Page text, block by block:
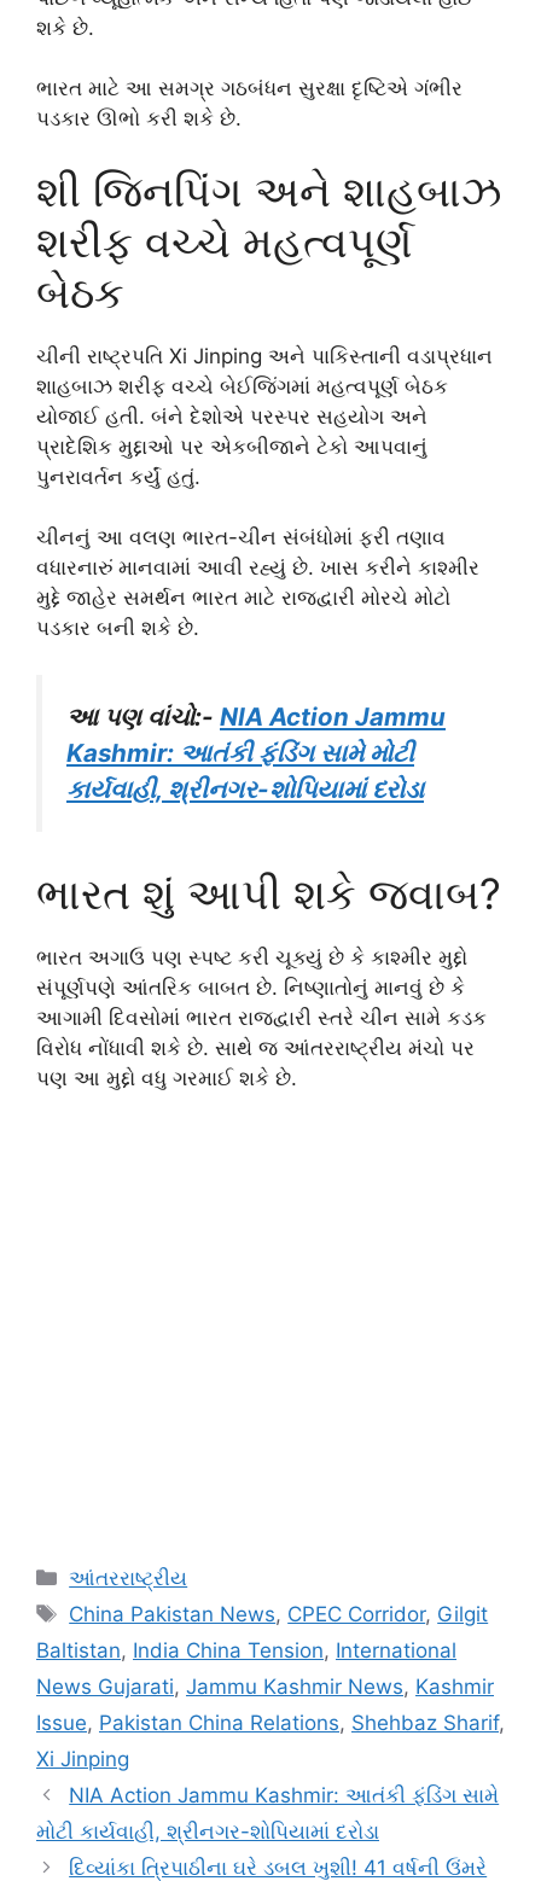
શકે છે.
ભારત માટે આ સમગ્ર ગઠબંધન સુરક્ષા દૃષ્ટિએ ગંભીર
પડકાર ઊભો કરી શકે છે.
શી જિનપિંગ અને શાહબાઝ
શરીફ વચ્ચે મહત્વપૂર્ણ
બેઠક
ચીની રાષ્ટ્રપતિ Xi Jinping અને પાકિસ્તાની વડાપ્રધાન
શાહબાઝ શરીફ વચ્ચે બેઈજિંગમાં મહત્વપૂર્ણ બેઠક
યોજાઈ હતી. બંને દેશોએ પરસ્પર સહયોગ અને
પ્રાદેશિક મુદ્દાઓ પર એકબીજાને ટેકો આપવાનું
પુનરાવર્તન કર્યું હતું.
ચીનનું આ વલણ ભારત-ચીન સંબંધોમાં ફરી તણાવ
વધારનારું માનવામાં આવી રહ્યું છે. ખાસ કરીને કાશ્મીર
મુદ્દે જાહેર સમર્થન ભારત માટે રાજદ્વારી મોરચે મોટો
પડકાર બની શકે છે.
આ પણ વાંચો:- NIA Action Jammu
Kashmir: આતંકી ફંડિંગ સામે મોટી
કાર્યવાહી, શ્રીનગર-શોપિયામાં દરોડા
ભારત શું આપી શકે જવાબ?
ભારત અગાઉ પણ સ્પષ્ટ કરી ચૂક્યું છે કે કાશ્મીર મુદ્દો
સંપૂર્ણપણે આંતરિક બાબત છે. નિષ્ણાતોનું માનવું છે કે
આગામી દિવસોમાં ભારત રાજદ્વારી સ્તરે ચીન સામે કડક
વિરોધ નોંધાવી શકે છે. સાથે જ આંતરરાષ્ટ્રીય મંચો પર
પણ આ મુદ્દો વધુ ગરમાઈ શકે છે.
Categories
આંતરરાષ્ટ્રીય
Tags
China Pakistan News, CPEC Corridor, Gilgit
Baltistan, India China Tension, International
News Gujarati, Jammu Kashmir News, Kashmir
Issue, Pakistan China Relations, Shehbaz Sharif,
Xi Jinping
NIA Action Jammu Kashmir: આતંકી ફંડિંગ સામે
મોટી કાર્યવાહી, શ્રીનગર-શોપિયામાં દરોડા
દિવ્યાંકા ત્રિપાઠીના ઘરે ડબલ ખુશી! 41 વર્ષની ઉંમરે